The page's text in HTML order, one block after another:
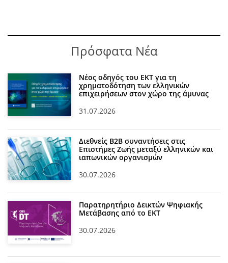
Πρόσφατα Νέα
Νέος οδηγός του ΕΚΤ για τη
χρηματοδότηση των ελληνικών
επιχειρήσεων στον χώρο της άμυνας
31.07.2026
Διεθνείς Β2Β συναντήσεις στις
Επιστήμες Ζωής μεταξύ ελληνικών και
ιαπωνικών οργανισμών
30.07.2026
Παρατηρητήριο Δεικτών Ψηφιακής
Μετάβασης από το ΕΚΤ
30.07.2026